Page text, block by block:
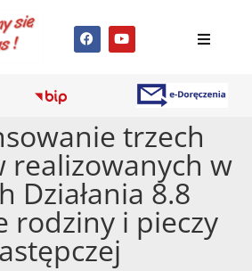
trzech
realizowanych w
Działania 8.8
rodziny i pieczy